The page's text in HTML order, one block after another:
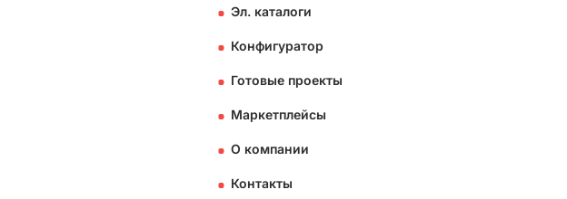
Эл. каталоги
Конфигуратор
Готовые проекты
Маркетплейсы
О компании
Контакты